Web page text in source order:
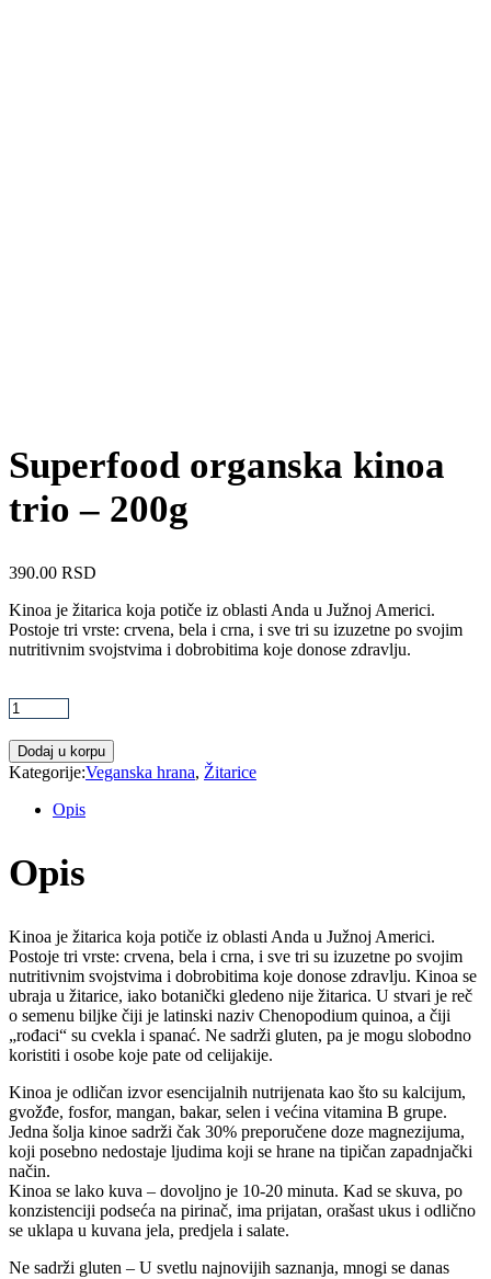
Superfood organska kinoa
trio – 200g
390.00 RSD
Kinoa je žitarica koja potiče iz oblasti Anda u Južnoj Americi.
Postoje tri vrste: crvena, bela i crna, i sve tri su izuzetne po svojim
nutritivnim svojstvima i dobrobitima koje donose zdravlju.
organska
kinoa
trio
-
200g
quantity
Dodaj u korpu
Kategorije:Veganska hrana, Žitarice
Opis
Opis
Kinoa je žitarica koja potiče iz oblasti Anda u Južnoj Americi.
Postoje tri vrste: crvena, bela i crna, i sve tri su izuzetne po svojim
nutritivnim svojstvima i dobrobitima koje donose zdravlju. Kinoa se
ubraja u žitarice, iako botanički gledeno nije žitarica. U stvari je reč
o semenu biljke čiji je latinski naziv Chenopodium quinoa, a čiji
„rođaci“ su cvekla i spanać. Ne sadrži gluten, pa je mogu slobodno
koristiti i osobe koje pate od celijakije.
Kinoa je odličan izvor esencijalnih nutrijenata kao što su kalcijum,
gvožđe, fosfor, mangan, bakar, selen i većina vitamina B grupe.
Jedna šolja kinoe sadrži čak 30% preporučene doze magnezijuma,
koji posebno nedostaje ljudima koji se hrane na tipičan zapadnjački
način.
Kinoa se lako kuva – dovoljno je 10-20 minuta. Kad se skuva, po
konzistenciji podseća na pirinač, ima prijatan, orašast ukus i odlično
se uklapa u kuvana jela, predjela i salate.
Ne sadrži gluten – U svetlu najnovijih saznanja, mnogi se danas